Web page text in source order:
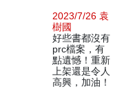
2023/7/26 袁
樹國
好些書都沒有
prc檔案，有
點遺憾！重新
上架還是令人
高興，加油！